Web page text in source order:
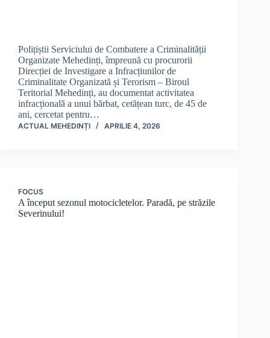
Polițiștii Serviciului de Combatere a Criminalității
Organizate Mehedinți, împreună cu procurorii
Direcției de Investigare a Infracțiunilor de
Criminalitate Organizată și Terorism – Biroul
Teritorial Mehedinți, au documentat activitatea
infracțională a unui bărbat, cetățean turc, de 45 de
ani, cercetat pentru…
ACTUAL MEHEDINȚI APRILIE 4, 2026
FOCUS
A început sezonul motocicletelor. Paradă, pe străzile
Severinului!